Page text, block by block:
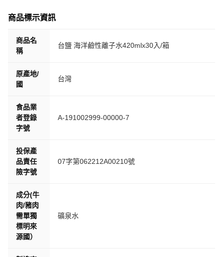
商品標示資訊
商品名
稱
台鹽 海洋鹼性離子水420mlx30入/箱
原產地/
國
台灣
食品業
者登錄
字號
A-191002999-00000-7
投保產
品責任
險字號
07字第062212A00210號
成分(牛
肉/豬肉
需單獨
標明來
源國）
礦泉水